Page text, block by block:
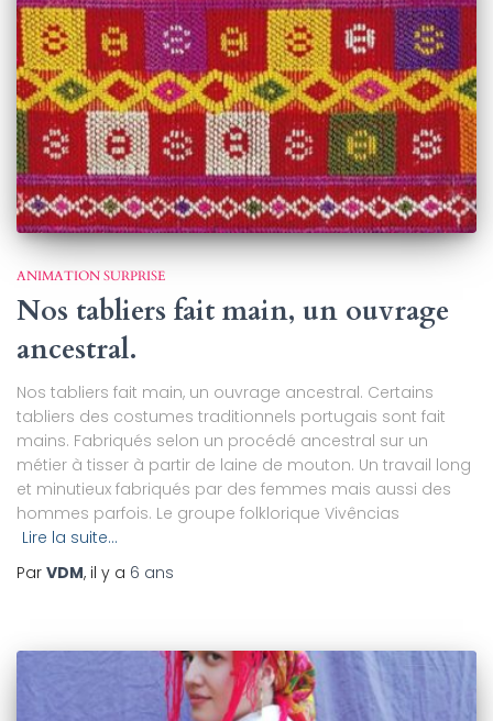
ANIMATION SURPRISE
Nos tabliers fait main, un ouvrage
ancestral.
Nos tabliers fait main, un ouvrage ancestral. Certains
tabliers des costumes traditionnels portugais sont fait
mains. Fabriqués selon un procédé ancestral sur un
métier à tisser à partir de laine de mouton. Un travail long
et minutieux fabriqués par des femmes mais aussi des
hommes parfois. Le groupe folklorique Vivências
Lire la suite…
Par VDM, il y a 6 ans